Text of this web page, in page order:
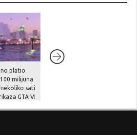
platio
milijuna
sati
GTA VI